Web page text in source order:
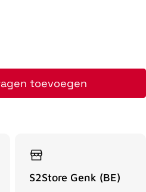
toevoegen
S2Store Genk (BE)